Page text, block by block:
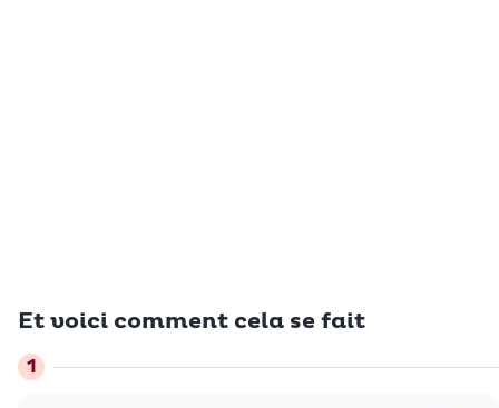
Et voici comment cela se fait